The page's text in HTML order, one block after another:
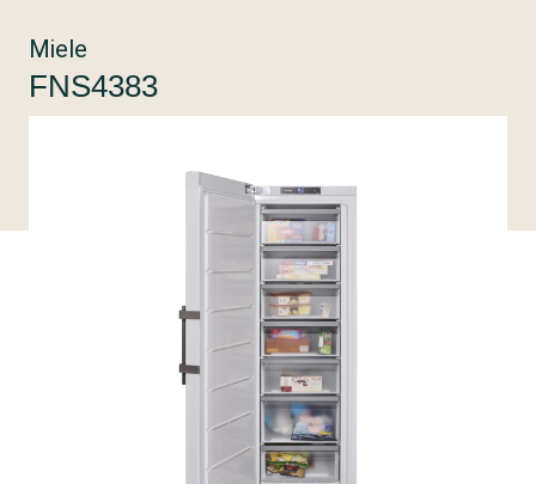
Miele
FNS4383